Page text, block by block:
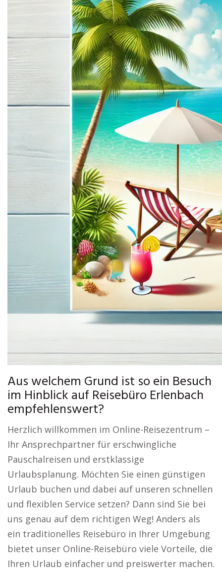
Aus welchem Grund ist so ein Besuch
im Hinblick auf Reisebüro Erlenbach
empfehlenswert?
Herzlich willkommen im Online-Reisezentrum –
Ihr Ansprechpartner für erschwingliche
Pauschalreisen und erstklassige
Urlaubsplanung. Möchten Sie einen günstigen
Urlaub buchen und dabei auf unseren schnellen
und flexiblen Service setzen? Dann sind Sie bei
uns genau auf dem richtigen Weg! Anders als
ein traditionelles Reisebüro in Ihrer Umgebung
bietet unser Online-Reisebüro viele Vorteile, die
Ihren Urlaub einfacher und preiswerter machen.